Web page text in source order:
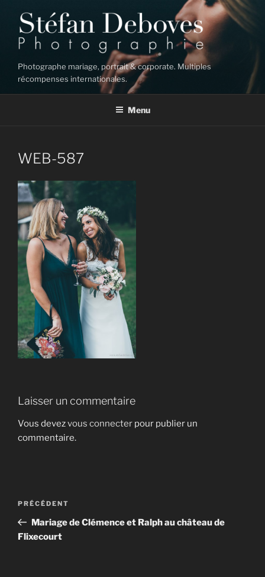
contenu
principal
Photographe mariage, portrait & corporate. Multiples
récompenses internationales.
Menu
WEB-587
Laisser un commentaire
Vous devezvous connecter pour publier un
commentaire.
Navigation
l’article
Article
précédent
PRÉCÉDENT
Mariage de Clémence et Ralph au château de
Flixecourt